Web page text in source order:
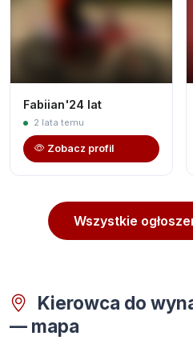
Fabiian'24 lat
2 lata temu
Zobacz profil
Wszystkie
Kierowca do
— mapa